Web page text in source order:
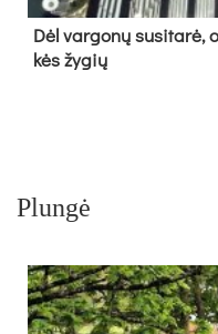
Dėl var­go­nų
kės žy­gių
Plungė